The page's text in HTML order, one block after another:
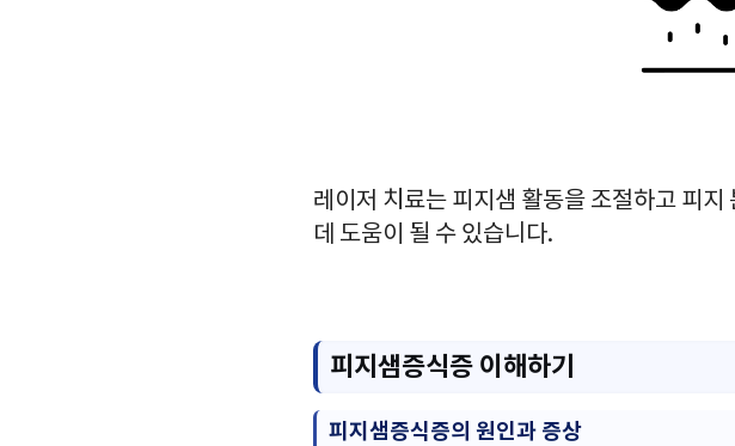
레이저 치료는 피지샘 활동을 조절하고 피
데 도움이 될 수 있습니다.
피지샘증식증 이해하기
피지샘증식증의 원인과 증상